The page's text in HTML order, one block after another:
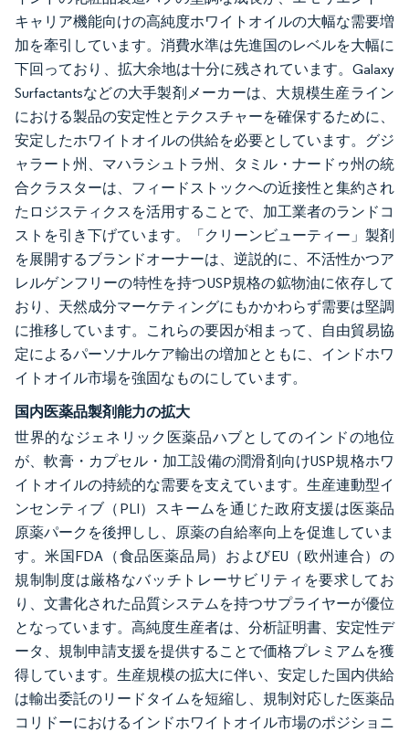
キャリア機能向けの高純度ホワイトオイルの大幅な需要増
加を牽引しています。消費水準は先進国のレベルを大幅に
下回っており、拡大余地は十分に残されています。Galaxy
Surfactantsなどの大手製剤メーカーは、大規模生産ライン
における製品の安定性とテクスチャーを確保するために、
安定したホワイトオイルの供給を必要としています。グジ
ャラート州、マハラシュトラ州、タミル・ナードゥ州の統
合クラスターは、フィードストックへの近接性と集約され
たロジスティクスを活用することで、加工業者のランドコ
ストを引き下げています。「クリーンビューティー」製剤
を展開するブランドオーナーは、逆説的に、不活性かつア
レルゲンフリーの特性を持つUSP規格の鉱物油に依存して
おり、天然成分マーケティングにもかかわらず需要は堅調
に推移しています。これらの要因が相まって、自由貿易協
定によるパーソナルケア輸出の増加とともに、インドホワ
イトオイル市場を強固なものにしています。
国内医薬品製剤能力の拡大
世界的なジェネリック医薬品ハブとしてのインドの地位
が、軟膏・カプセル・加工設備の潤滑剤向けUSP規格ホワ
イトオイルの持続的な需要を支えています。生産連動型イ
ンセンティブ（PLI）スキームを通じた政府支援は医薬品
原薬パークを後押しし、原薬の自給率向上を促進していま
す。米国FDA（食品医薬品局）およびEU（欧州連合）の
規制制度は厳格なバッチトレーサビリティを要求してお
り、文書化された品質システムを持つサプライヤーが優位
となっています。高純度生産者は、分析証明書、安定性デ
ータ、規制申請支援を提供することで価格プレミアムを獲
得しています。生産規模の拡大に伴い、安定した国内供給
は輸出委託のリードタイムを短縮し、規制対応した医薬品
コリドーにおけるインドホワイトオイル市場のポジショニ